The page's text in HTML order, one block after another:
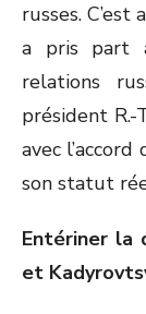
russes.
a pris part
relations
président R.-
avec
son statut
Entériner la
et